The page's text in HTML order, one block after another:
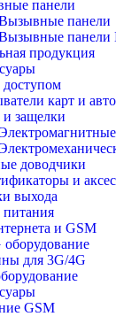
панели
панели
панели
продукция
карт и
защелки
доводчики
и
выхода
и GSM
оборудование
для 3G/4G
GSM